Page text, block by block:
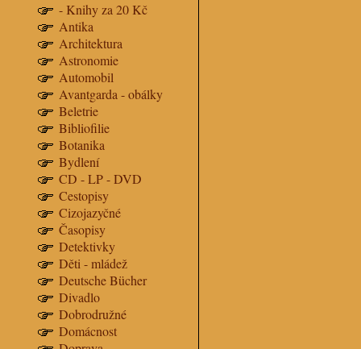
- Knihy za 20 Kč
Antika
Architektura
Astronomie
Automobil
Avantgarda - obálky
Beletrie
Bibliofilie
Botanika
Bydlení
CD - LP - DVD
Cestopisy
Cizojazyčné
Časopisy
Detektivky
Děti - mládež
Deutsche Bücher
Divadlo
Dobrodružné
Domácnost